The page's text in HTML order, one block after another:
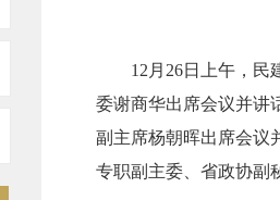
12月26日上午，
委谢商华出席会议并讲
副主席杨朝晖出席会议
专职副主委、省政协副